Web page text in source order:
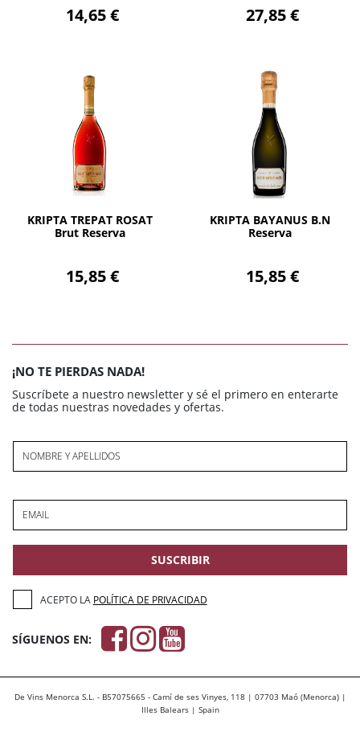
14,65 € 27,85 €
KRIPTA TREPAT ROSAT
Brut Reserva
15,85 €
AÑADIR
KRIPTA BAYANUS B.N
Reserva
15,85 €
AÑADIR
¡NO TE PIERDAS NADA!
Suscríbete a nuestro newsletter y sé el primero en enterarte
de todas nuestras novedades y ofertas.
NOMBRE Y APELLIDOS
EMAIL
SUSCRIBIR
ACEPTO LA POLÍTICA DE PRIVACIDAD
SÍGUENOS EN:
De Vins Menorca S.L. - B57075665 - Camí de ses Vinyes, 118 | 07703 Maó (Menorca) |
Illes Balears | Spain